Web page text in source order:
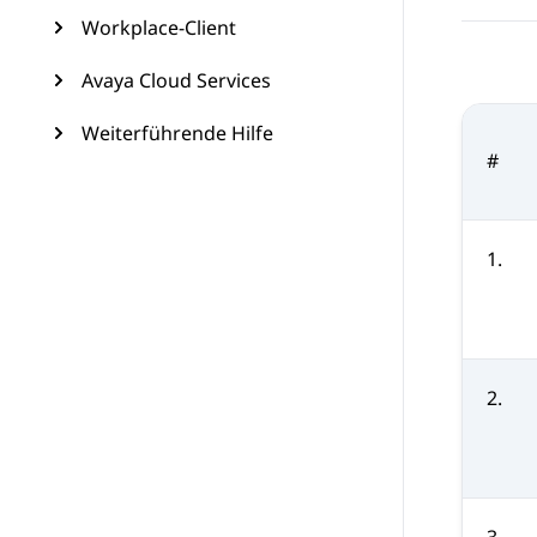
Workplace-Client
Avaya Cloud Services
Weiterführende Hilfe
#
1.
2.